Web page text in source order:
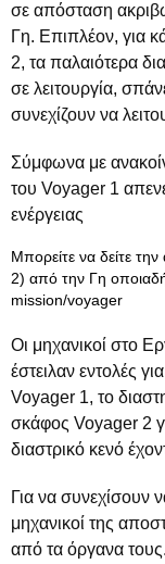
σε απόσταση
Γη. Επιπλέον, για
2, τα παλαιότερα
σε λειτουργία,
συνεχίζουν να
Σύμφωνα με
του Voyager 1
ενέργειας
Μπορείτε να δείτε
2) από την Γη
mission/voyager
Οι μηχανικοί στο
έστειλαν εντολές
Voyager 1, το
σκάφος Voyager 2
διαστρικό κενό
Για να συνεχίσουν
μηχανικοί της
από τα όργανα